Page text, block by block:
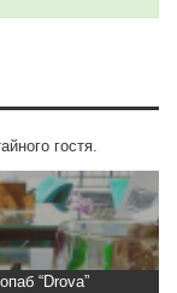
гостя.